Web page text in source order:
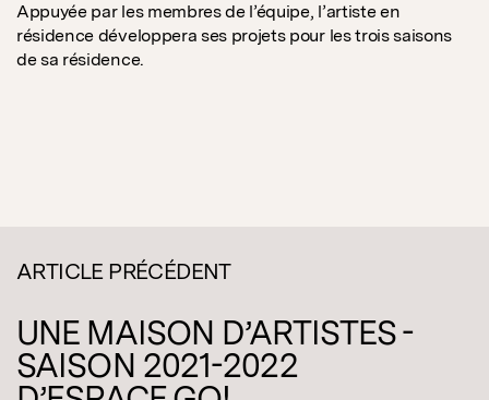
Appuyée par les membres de l’équipe, l’artiste en
résidence développera ses projets pour les trois saisons
de sa résidence.
ARTICLE PRÉCÉDENT
UNE MAISON D’ARTISTES -
SAISON 2021-2022